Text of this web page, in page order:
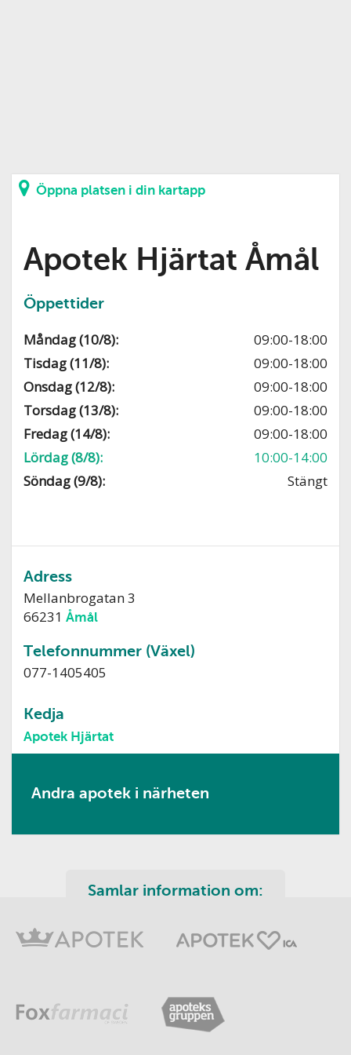
Öppna platsen i din kartapp
Apotek Hjärtat Åmål
Öppettider
Måndag (10/8):
09:00-18:00
Tisdag (11/8):
09:00-18:00
Onsdag (12/8):
09:00-18:00
Torsdag (13/8):
09:00-18:00
Fredag (14/8):
09:00-18:00
Lördag (8/8):
10:00-14:00
Söndag (9/8):
Stängt
Adress
Mellanbrogatan 3
66231Åmål
Telefonnummer (Växel)
077-1405405
Kedja
Apotek Hjärtat
Andra apotek i närheten
Samlar information om: